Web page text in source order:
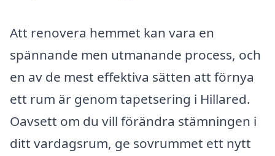
Att renovera hemmet kan vara en
spännande men utmanande process, och
en av de mest effektiva sätten att förnya
ett rum är genom tapetsering i Hillared.
Oavsett om du vill förändra stämningen i
ditt vardagsrum, ge sovrummet ett nytt